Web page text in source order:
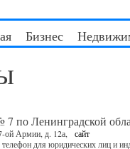
Бизнес
Ленинградской
7-ой Армии, д. 12а,сайт
для юридических лиц и